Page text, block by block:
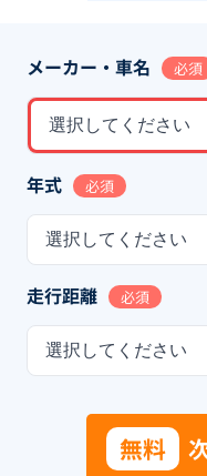
メーカー・車名 必須
選択してください
年式 必須
選択してください
走行距離 必須
選択してください
無料